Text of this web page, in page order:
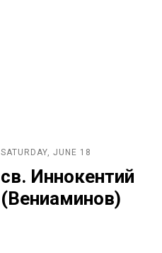
SATURDAY, JUNE 18
св. Иннокентий
(Вениаминов)